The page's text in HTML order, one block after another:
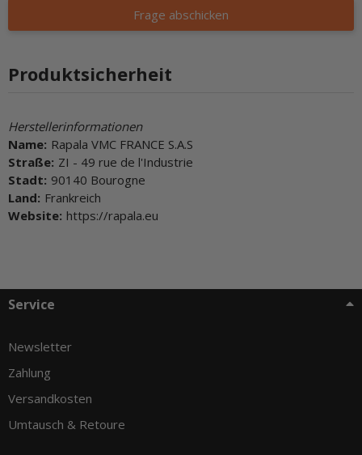
Frage abschicken
Produktsicherheit
Herstellerinformationen
Name: Rapala VMC FRANCE S.A.S
Straße: ZI - 49 rue de l'Industrie
Stadt: 90140 Bourogne
Land: Frankreich
Website: https://rapala.eu
Service
Newsletter
Zahlung
Versandkosten
Umtausch & Retoure